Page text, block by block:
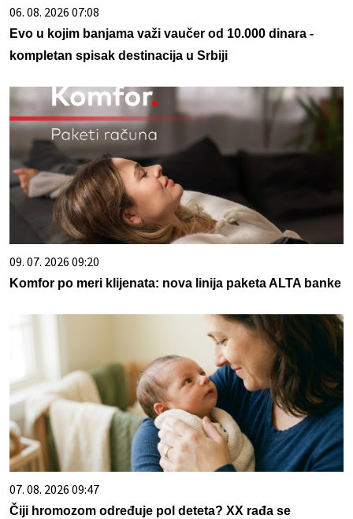
06. 08. 2026 07:08
Evo u kojim banjama važi vaučer od 10.000 dinara -
kompletan spisak destinacija u Srbiji
09. 07. 2026 09:20
Komfor po meri klijenata: nova linija paketa ALTA banke
07. 08. 2026 09:47
Čiji hromozom određuje pol deteta? XX rađa se